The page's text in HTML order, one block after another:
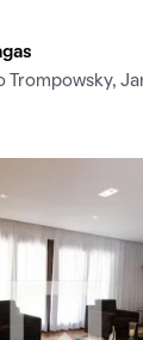
Trompowsky,